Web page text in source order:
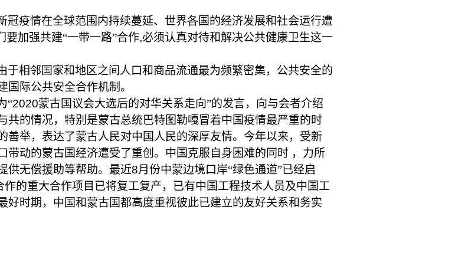
冠疫情在全球范围内持续蔓延、世界各国的经济发展和社会运行遭
要加强共建“一带一路”合作,必须认真对待和解决公共健康卫生这一
于相邻国家和地区之间人口和商品流通最为频繁密集，公共安全的
际公共安全合作机制。
“2020蒙古国议会大选后的对华关系走向”的发言，向与会者介绍
共的情况，特别是蒙古总统巴特图勒嘎冒着中国疫情最严重的时
善举，表达了蒙古人民对中国人民的深厚友情。今年以来，受新
带动的蒙古国经济遭受了重创。中国克服自身困难的同时 ，力所
供无偿援助等帮助。最近8月份中蒙边境口岸“绿色通道”已经启
作的重大合作项目已将复工复产，已有中国工程技术人员及中国工
好时期，中国和蒙古国都高度重视彼此已建立的友好关系和务实